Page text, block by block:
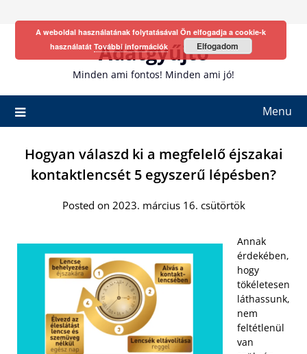
Adatgyűjtő
Minden ami fontos! Minden ami jó!
Menu
Hogyan válaszd ki a megfelelő éjszakai
kontaktlencsét 5 egyszerű lépésben?
Posted on 2023. március 16. csütörtök
Annak
érdekében,
hogy
tökéletesen
láthassunk,
nem
feltétlenül
van
A weboldal használatának folytatásával Ön elfogadja a cookie-k
használatát További információk Elfogadom